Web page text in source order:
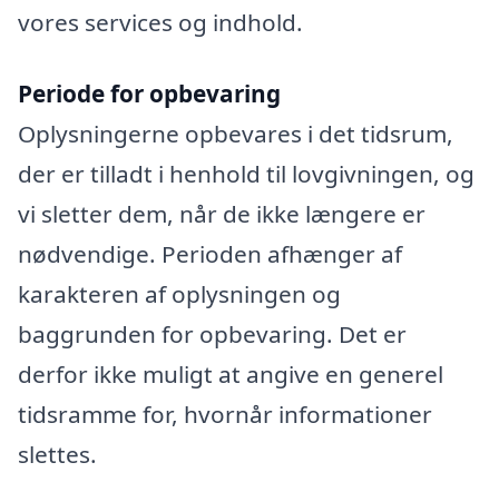
vores services og indhold.
Periode for opbevaring
Oplysningerne opbevares i det tidsrum,
der er tilladt i henhold til lovgivningen, og
vi sletter dem, når de ikke længere er
nødvendige. Perioden afhænger af
karakteren af oplysningen og
baggrunden for opbevaring. Det er
derfor ikke muligt at angive en generel
tidsramme for, hvornår informationer
slettes.